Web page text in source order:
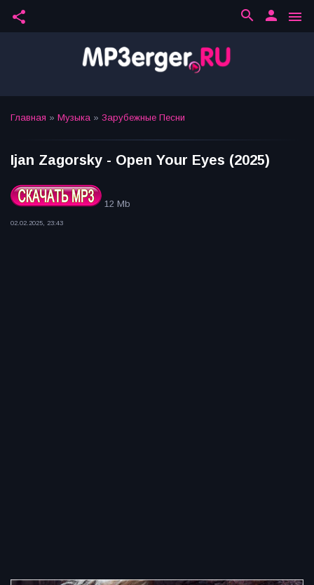
share menu
person
search
Главная » Музыка » Зарубежные Песни
Ijan Zagorsky - Open Your Eyes (2025)
12 Mb
02.02.2025, 23:43